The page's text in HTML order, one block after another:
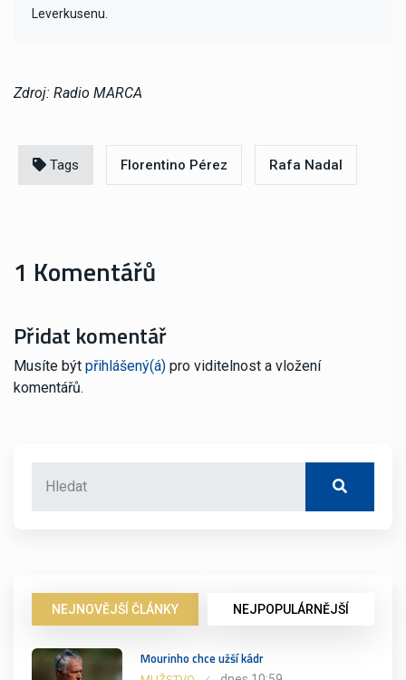
Leverkusenu.
Zdroj: Radio MARCA
Tags Florentino Pérez Rafa Nadal
1 Komentářů
Přidat komentář
Musíte být přihlášený(á) pro viditelnost a vložení
komentářů.
NEJNOVĚJŠÍ ČLÁNKY NEJPOPULÁRNĚJŠÍ
Mourinho chce užší kádr